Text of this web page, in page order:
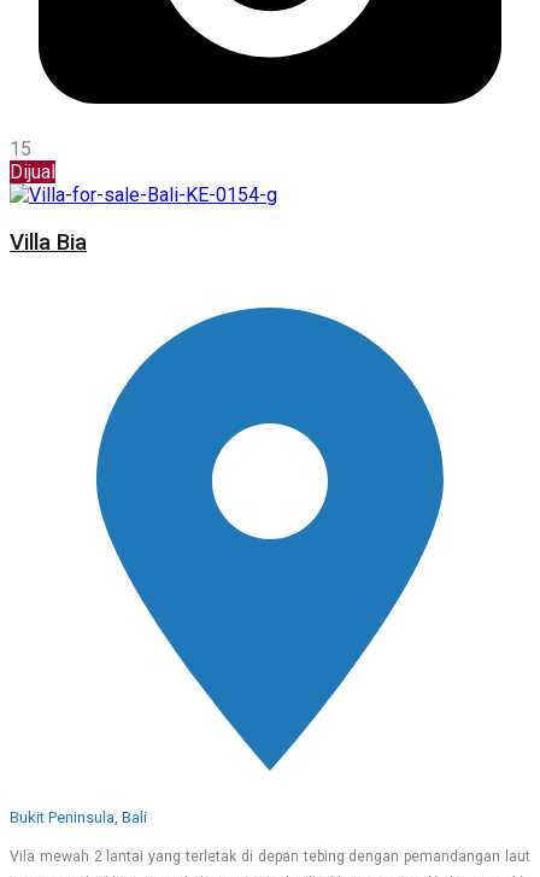
15
Dijual
Villa Bia
Bukit Peninsula, Bali
Vila mewah 2 lantai yang terletak di depan tebing dengan pemandangan laut